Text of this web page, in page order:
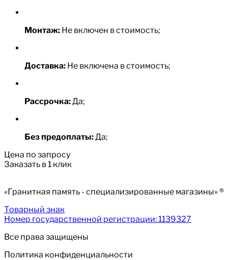
Монтаж: Не включен в стоимость;
Доставка: Не включена в стоимость;
Рассрочка:Да;
Без предоплаты:Да;
Цена по запросу
Заказать в 1 клик
«Гранитная память - специализированные магазины» ®
Товарный знак
Номер государственной регистрации: 1139327
Все права защищены
Политика конфиденциальности